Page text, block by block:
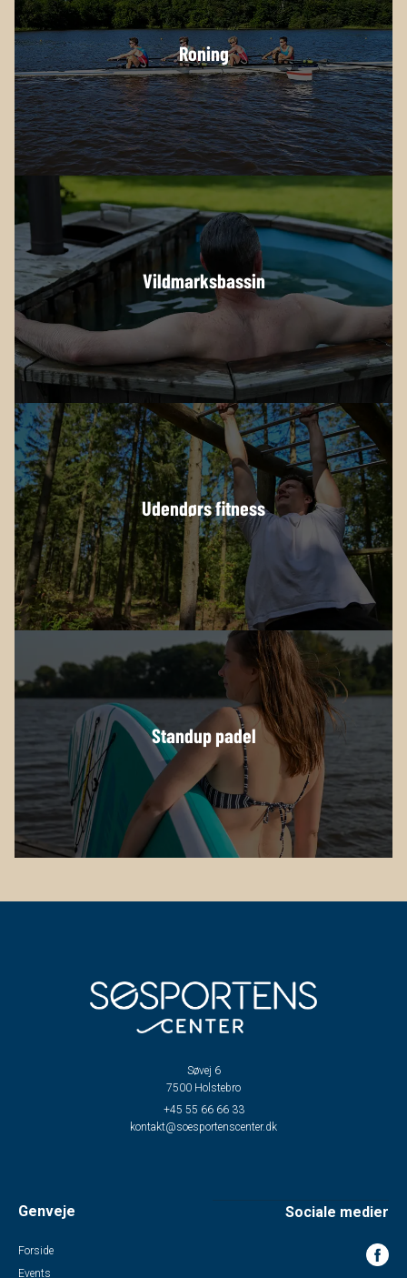
Roning
Vildmarksbassin
Udendørs fitness
Standup padel
Genveje
Forside
Events
Søvej 6
7500 Holstebro
+45 55 66 66 33
kontakt@soesportenscenter.dk
Sociale medier